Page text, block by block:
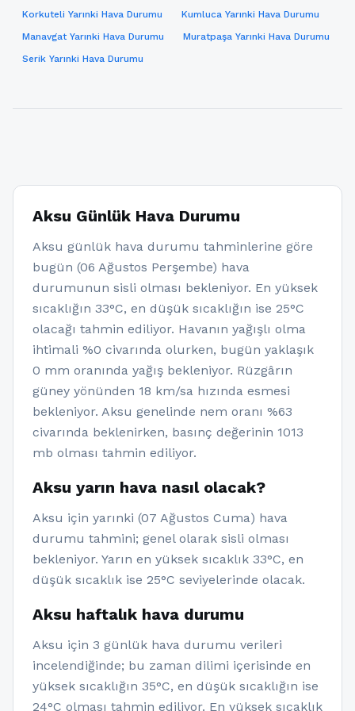
Korkuteli Yarınki Hava Durumu
Kumluca Yarınki Hava Durumu
Manavgat Yarınki Hava Durumu
Muratpaşa Yarınki Hava Durumu
Serik Yarınki Hava Durumu
Aksu Günlük Hava Durumu
Aksu günlük hava durumu tahminlerine göre
bugün (06 Ağustos Perşembe) hava
durumunun sisli olması bekleniyor. En yüksek
sıcaklığın 33°C, en düşük sıcaklığın ise 25°C
olacağı tahmin ediliyor. Havanın yağışlı olma
ihtimali %0 civarında olurken, bugün yaklaşık
0 mm oranında yağış bekleniyor. Rüzgârın
güney yönünden 18 km/sa hızında esmesi
bekleniyor. Aksu genelinde nem oranı %63
civarında beklenirken, basınç değerinin 1013
mb olması tahmin ediliyor.
Aksu yarın hava nasıl olacak?
Aksu için yarınki (07 Ağustos Cuma) hava
durumu tahmini; genel olarak sisli olması
bekleniyor. Yarın en yüksek sıcaklık 33°C, en
düşük sıcaklık ise 25°C seviyelerinde olacak.
Aksu haftalık hava durumu
Aksu için 3 günlük hava durumu verileri
incelendiğinde; bu zaman dilimi içerisinde en
yüksek sıcaklığın 35°C, en düşük sıcaklığın ise
24°C olması tahmin ediliyor. En yüksek sıcaklık